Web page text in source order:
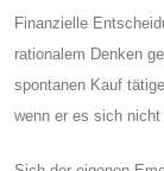
Finanzielle
rationalem Denken
spontanen Kauf
wenn er es sich